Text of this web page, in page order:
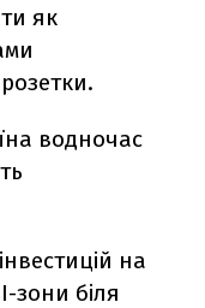
як
водночас
на
зони біля